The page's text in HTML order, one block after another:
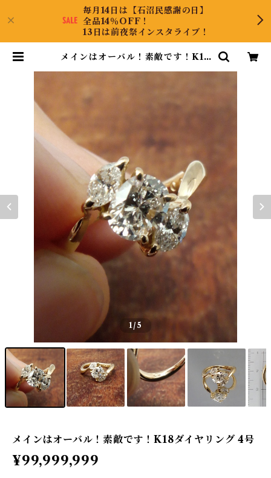
毎月14日は【石沼民感謝の日】
全品14％OFF！
13日は前夜祭インスタライブ！
メインはオーバル！素敵です！K18
1/5
メインはオーバル！素敵です！K18ダイヤリング 4号
¥99,999,999